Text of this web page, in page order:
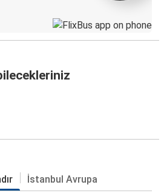
İstanbul Avrupa